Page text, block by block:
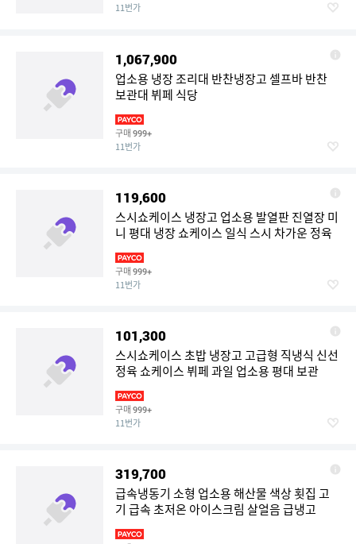
11번가
1,067,900
업소용 냉장 조리대 반찬냉장고 셀프바 반찬
보관대 뷔페 식당
구매 999+
11번가
119,600
스시쇼케이스 냉장고 업소용 발열판 진열장 미
니 평대 냉장 쇼케이스 일식 스시 차가운 정육
구매 999+
11번가
101,300
스시쇼케이스 초밥 냉장고 고급형 직냉식 신선
정육 쇼케이스 뷔페 과일 업소용 평대 보관
구매 999+
11번가
319,700
급속냉동기 소형 업소용 해산물 색상 횟집 고
기 급속 초저온 아이스크림 살얼음 급냉고